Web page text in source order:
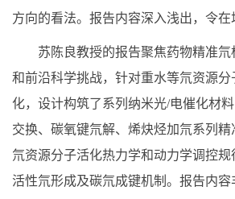
方向的看法。报告内容深入浅出，令在
苏陈良教授的报告聚焦药物精准
和前沿科学挑战，针对重水等氘资源
化，设计构筑了系列纳米光/电催化材
交换、碳氧键氘解、烯炔烃加氘系列
氘资源分子活化热力学和动力学调控
活性氘形成及碳氘成键机制。报告内